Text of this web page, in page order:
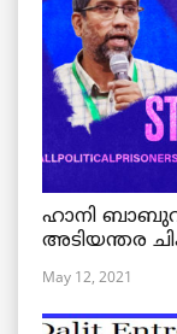
ഹാനി
അടിയന്തര
May 12, 2021